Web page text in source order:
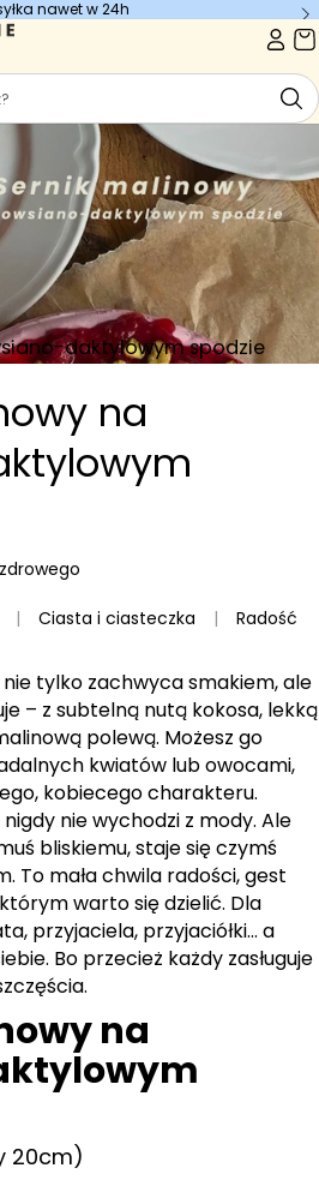
nawet w 24h
daktylowym spodzie
na
| Ciasta i ciasteczka |
Radość
tylko zachwyca smakiem, ale
– z subtelną nutą kokosa, lekką
polewą. Możesz go
kwiatów lub owocami,
kobiecego charakteru.
nie wychodzi z mody. Ale
bliskiemu, staje się czymś
To mała chwila radości, gest
którym warto się dzielić. Dla
przyjaciela, przyjaciółki… a
Bo przecież każdy zasługuje
na
20cm)